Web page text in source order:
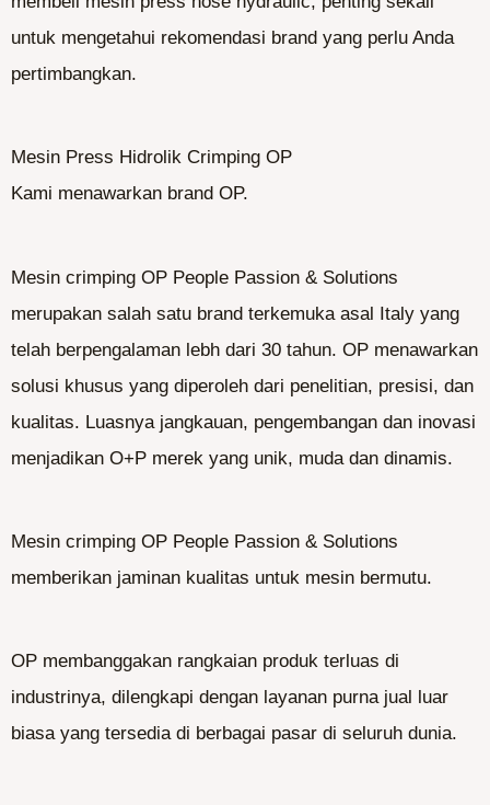
untuk mengetahui rekomendasi brand yang perlu Anda
pertimbangkan.
Mesin Press Hidrolik Crimping OP
Kami menawarkan brand OP.
Mesin crimping OP People Passion & Solutions
merupakan salah satu brand terkemuka asal Italy yang
telah berpengalaman lebh dari 30 tahun. OP menawarkan
solusi khusus yang diperoleh dari penelitian, presisi, dan
kualitas. Luasnya jangkauan, pengembangan dan inovasi
menjadikan O+P merek yang unik, muda dan dinamis.
Mesin crimping OP People Passion & Solutions
memberikan jaminan kualitas untuk mesin bermutu.
OP membanggakan rangkaian produk terluas di
industrinya, dilengkapi dengan layanan purna jual luar
biasa yang tersedia di berbagai pasar di seluruh dunia.